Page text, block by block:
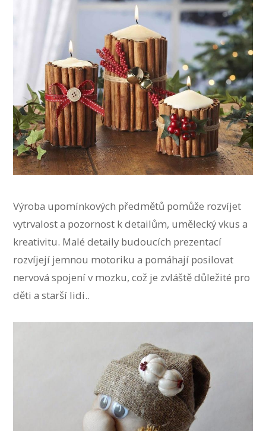
Výroba upomínkových předmětů pomůže rozvíjet
vytrvalost a pozornost k detailům, umělecký vkus a
kreativitu. Malé detaily budoucích prezentací
rozvíjejí jemnou motoriku a pomáhají posilovat
nervová spojení v mozku, což je zvláště důležité pro
děti a starší lidi..